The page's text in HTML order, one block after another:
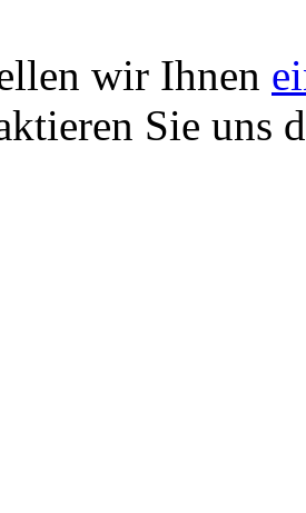
wir Ihnen
Sie uns